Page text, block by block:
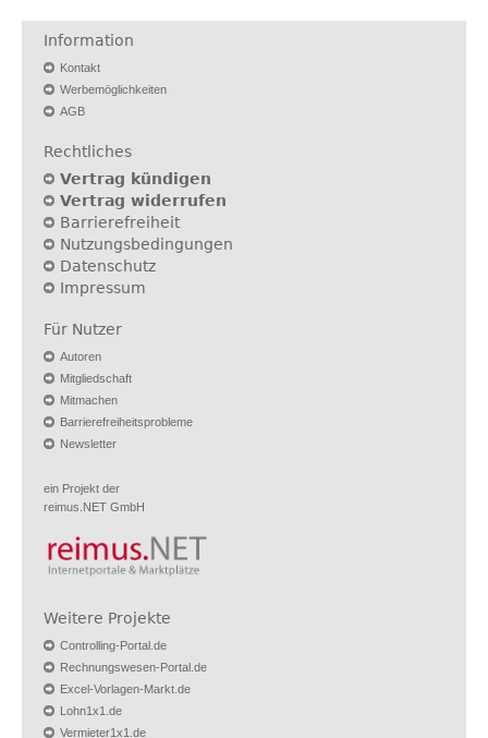
Information
Kontakt
Werbemöglichkeiten
AGB
Rechtliches
Vertrag kündigen
Vertrag widerrufen
Barrierefreiheit
Nutzungsbedingungen
Datenschutz
Impressum
Für Nutzer
Autoren
Mitgliedschaft
Mitmachen
Barrierefreiheitsprobleme
Newsletter
ein Projekt der
reimus.NET GmbH
Weitere Projekte
Controlling-Portal.de
Rechnungswesen-Portal.de
Excel-Vorlagen-Markt.de
Lohn1x1.de
Vermieter1x1.de